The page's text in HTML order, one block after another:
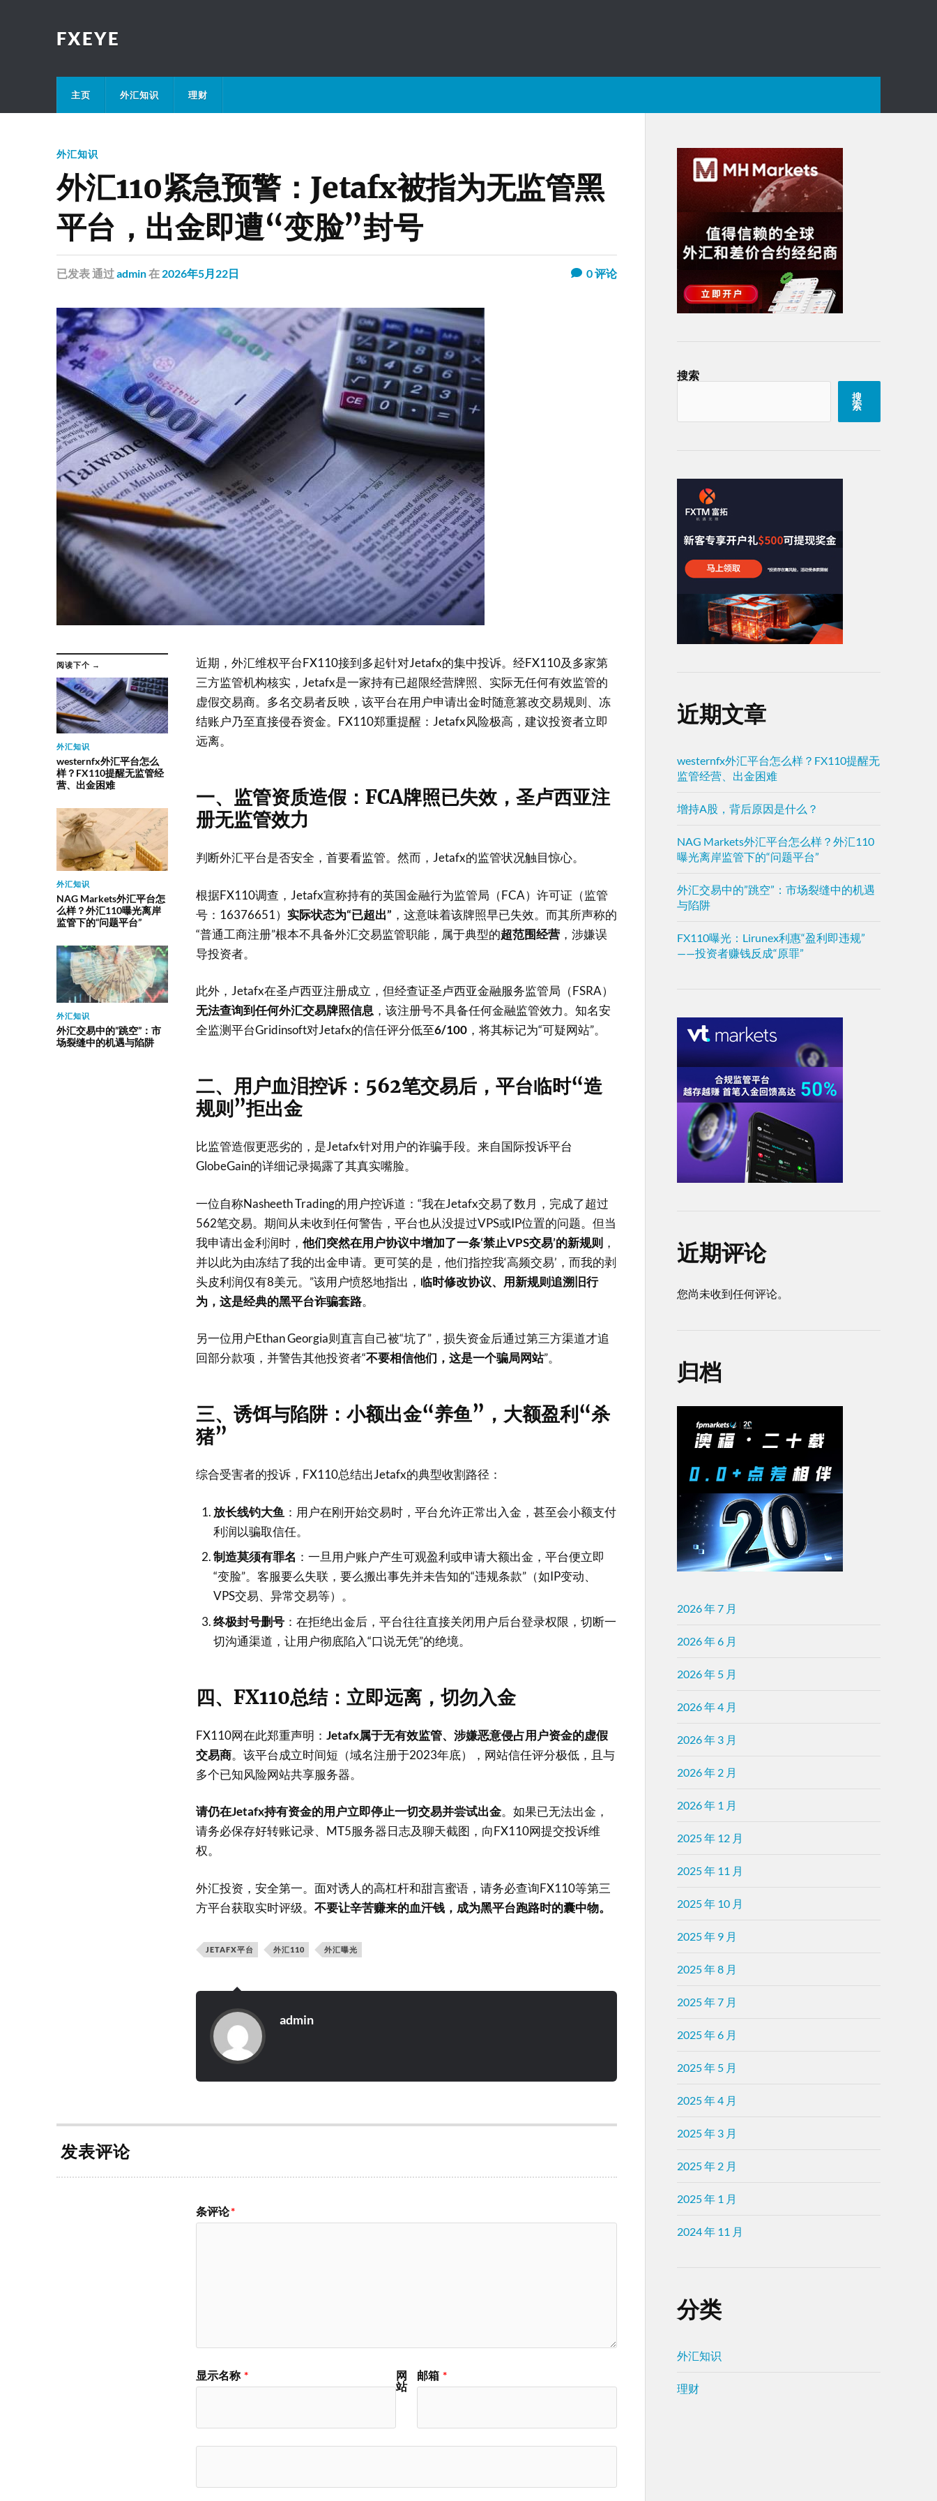
FXEYE
主页 外汇知识 理财
外汇知识
外汇110紧急预警：Jetafx被指为无监管黑
平台，出金即遭“变脸”封号
已发表通过admin在 2026年5月22日 0评论
阅读下个 →
外汇知识
westernfx外汇平台怎么
样？FX110提醒无监管经
营、出金困难
外汇知识
NAG Markets外汇平台怎
么样？外汇110曝光离岸
监管下的“问题平台”
外汇知识
外汇交易中的”跳空”：市
场裂缝中的机遇与陷阱
近期，外汇维权平台FX110接到多起针对Jetafx的集中投诉。经FX110及多家第
三方监管机构核实，Jetafx是一家持有已超限经营牌照、实际无任何有效监管的
虚假交易商。多名交易者反映，该平台在用户申请出金时随意篡改交易规则、冻
结账户乃至直接侵吞资金。FX110郑重提醒：Jetafx风险极高，建议投资者立即
远离。
一、监管资质造假：FCA牌照已失效，圣卢西亚注
册无监管效力
判断外汇平台是否安全，首要看监管。然而，Jetafx的监管状况触目惊心。
根据FX110调查，Jetafx宣称持有的英国金融行为监管局（FCA）许可证（监管
号：16376651） 实际状态为“已超出” ，这意味着该牌照早已失效。而其所声称的
“普通工商注册”根本不具备外汇交易监管职能，属于典型的超范围经营，涉嫌误
导投资者。
此外，Jetafx在圣卢西亚注册成立，但经查证圣卢西亚金融服务监管局（FSRA）
无法查询到任何外汇交易牌照信息 ，该注册号不具备任何金融监管效力。知名安
全监测平台Gridinsoft对Jetafx的信任评分低至6/100，将其标记为“可疑网站”。
二、用户血泪控诉：562笔交易后，平台临时“造
规则”拒出金
比监管造假更恶劣的，是Jetafx针对用户的诈骗手段。来自国际投诉平台
GlobeGain的详细记录揭露了其真实嘴脸。
一位自称Nasheeth Trading的用户控诉道：“我在Jetafx交易了数月，完成了超过
562笔交易。期间从未收到任何警告，平台也从没提过VPS或IP位置的问题。但当
我申请出金利润时， 他们突然在用户协议中增加了一条‘禁止VPS交易’的新规则，
并以此为由冻结了我的出金申请。更可笑的是，他们指控我‘高频交易’，而我的剥
头皮利润仅有8美元。”该用户愤怒地指出， 临时修改协议、用新规则追溯旧行
为，这是经典的黑平台诈骗套路。
另一位用户Ethan Georgia则直言自己被“坑了”，损失资金后通过第三方渠道才追
回部分款项，并警告其他投资者“不要相信他们，这是一个骗局网站”。
三、诱饵与陷阱：小额出金“养鱼”，大额盈利“杀
猪”
综合受害者的投诉，FX110总结出Jetafx的典型收割路径：
放长线钓大鱼 ：用户在刚开始交易时，平台允许正常出入金，甚至会小额支付
利润以骗取信任。
制造莫须有罪名 ：一旦用户账户产生可观盈利或申请大额出金，平台便立即
“变脸”。客服要么失联，要么搬出事先并未告知的“违规条款”（如IP变动、
VPS交易、异常交易等）。
终极封号删号 ：在拒绝出金后，平台往往直接关闭用户后台登录权限，切断一
切沟通渠道，让用户彻底陷入“口说无凭”的绝境。
四、FX110总结：立即远离，切勿入金
FX110网在此郑重声明： Jetafx属于无有效监管、涉嫌恶意侵占用户资金的虚假
交易商。该平台成立时间短（域名注册于2023年底），网站信任评分极低，且与
多个已知风险网站共享服务器。
请仍在Jetafx持有资金的用户立即停止一切交易并尝试出金。如果已无法出金，
请务必保存好转账记录、MT5服务器日志及聊天截图，向FX110网提交投诉维
权。
外汇投资，安全第一。面对诱人的高杠杆和甜言蜜语，请务必查询FX110等第三
方平台获取实时评级。 不要让辛苦赚来的血汗钱，成为黑平台跑路时的囊中物。
JETAFX平台 外汇110 外汇曝光
admin
发表评论
条评论*
显示名称 * 邮箱 *
网
站
搜索
搜
索
近期文章
westernfx外汇平台怎么样？FX110提醒无
监管经营、出金困难
增持A股，背后原因是什么？
NAG Markets外汇平台怎么样？外汇110
曝光离岸监管下的“问题平台”
外汇交易中的”跳空”：市场裂缝中的机遇
与陷阱
FX110曝光：Lirunex利惠“盈利即违规”
——投资者赚钱反成“原罪”
近期评论
您尚未收到任何评论。
归档
2026 年 7 月
2026 年 6 月
2026 年 5 月
2026 年 4 月
2026 年 3 月
2026 年 2 月
2026 年 1 月
2025 年 12 月
2025 年 11 月
2025 年 10 月
2025 年 9 月
2025 年 8 月
2025 年 7 月
2025 年 6 月
2025 年 5 月
2025 年 4 月
2025 年 3 月
2025 年 2 月
2025 年 1 月
2024 年 11 月
分类
外汇知识
理财